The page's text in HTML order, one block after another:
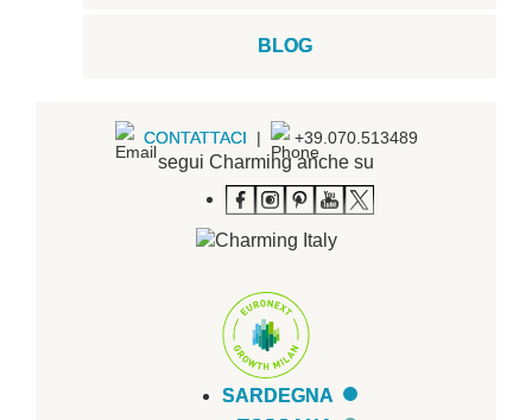
BLOG
CONTATTACI | +39.070.513489
segui Charming anche su
SARDEGNA